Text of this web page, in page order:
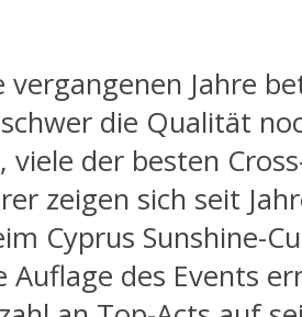
vergangenen Jahre
die Qualität
viele der besten
zeigen sich seit
Cyprus Sunshine-
Auflage des Events